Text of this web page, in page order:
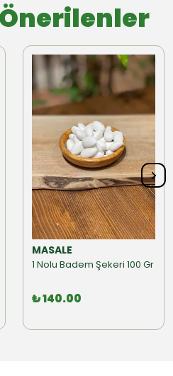
MASALE
1 Nolu Badem Şekeri 100 Gr
₺ 140.00